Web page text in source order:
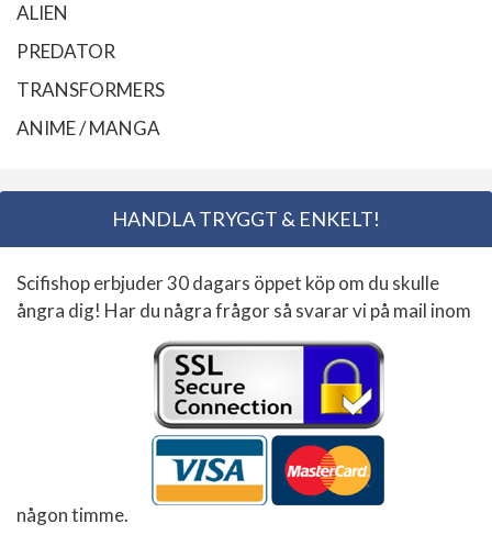
ALIEN
PREDATOR
TRANSFORMERS
ANIME / MANGA
HANDLA TRYGGT & ENKELT!
Scifishop erbjuder 30 dagars öppet köp om du skulle
ångra dig! Har du några frågor så svarar vi på mail inom
någon timme.